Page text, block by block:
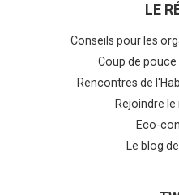
LE
Conseils pour les
Coup de
Rencontres de
Rejoindre
Eco-
Le blog